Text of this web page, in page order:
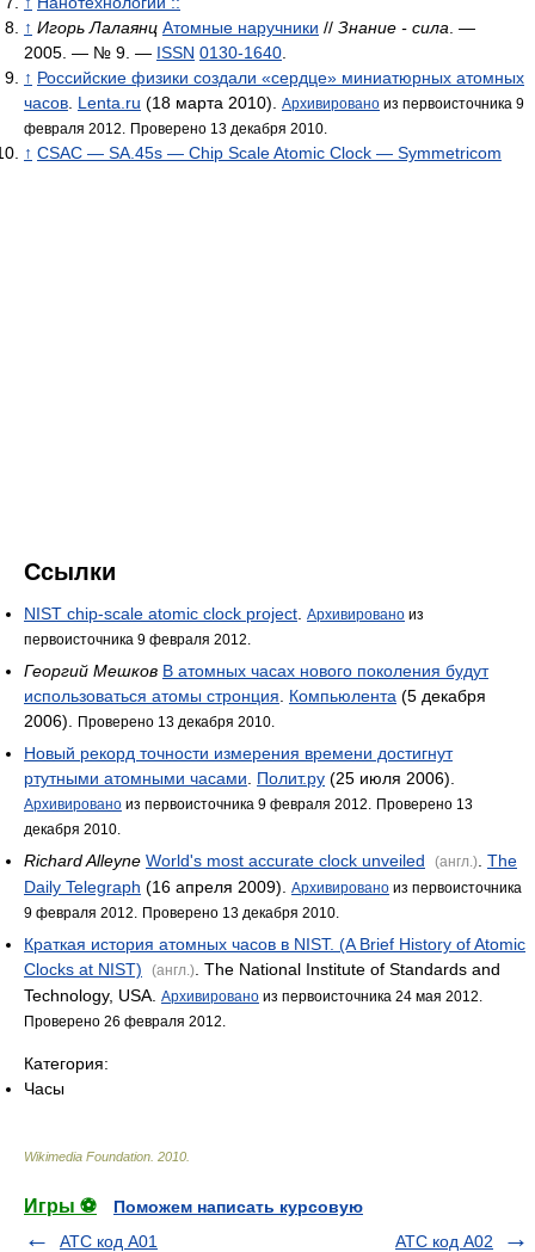
↑ Игорь Лалаянц Атомные наручники // Знание - сила . —
2005. — № 9. — ISSN 0130-1640
↑ Российские физики создали «сердце» миниатюрных атомных
часов Lenta.ru (18 марта 2010). Архивировано из первоисточника 9
февраля 2012.
Проверено 13 декабря 2010.
↑ CSAC — SA.45s — Chip Scale Atomic Clock — Symmetricom
Ссылки
NIST chip-scale atomic clock project Архивировано из
первоисточника 9 февраля 2012.
Георгий Мешков В атомных часах нового поколения будут
использоваться атомы стронция
Компьюлента (5 декабря
2006).
Проверено 13 декабря 2010.
Новый рекорд точности измерения времени достигнут
ртутными атомными часами
Полит.ру (25 июля 2006).
Архивировано из первоисточника 9 февраля 2012.
Проверено 13
декабря 2010.
Richard Alleyne World's most accurate clock unveiled (англ.) The
Daily Telegraph (16 апреля 2009). Архивировано из первоисточника
9 февраля 2012.
Проверено 13 декабря 2010.
Краткая история атомных часов в NIST. (A Brief History of Atomic
Clocks at NIST)
(англ.) . The National Institute of Standards and
Technology, USA.
Архивировано из первоисточника 24 мая 2012.
Проверено 26 февраля 2012.
Категория:
Часы
Wikimedia Foundation 2010
Игры ⚽
Поможем написать курсовую
ATC код A01
ATC код A02